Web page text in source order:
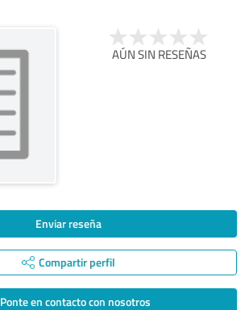
AÚN SIN RESEÑAS
Enviar reseña
Compartir perfil
Ponte en contacto con nosotros